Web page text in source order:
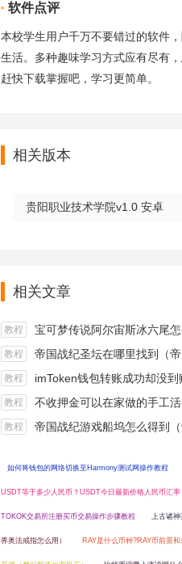
软件点评
本校学生用户千万不要错过的软件
生活。多种趣味学习方式应有尽有
赶快下载掌握吧，学习更简单。
相关版本
贵阳职业技术学院v1.0 安卓
相关文章
教程 宝可梦传说阿尔宙斯冰六尾怎么进化（宝可梦冰
教程 帝国战纪圣坛在哪里找到（帝国战纪
教程 imToken钱包转账成功却没到账是
教程 不收押金可以在家做的手工活有哪些？四个可以操作的
教程 帝国战纪游戏船坞怎么得到（帝国战纪
如何将钱包的网络切换至Harmony测试网操作教程
USDT等于多少人民币？USDT今日最新价格人民币汇率
TOKOK交易所注册买币交易操作步骤教程 上古诸神
界奥法戒指怎么用） RAY是什么币种?RAY币前景